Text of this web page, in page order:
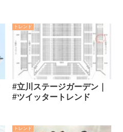
トレンド
#立川ステージガーデン｜
#ツイッタートレンド
トレンド